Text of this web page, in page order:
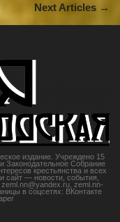
Next Articles →
издание. Учреждено 15
Законодательное Собрание
крестьянства и всех
сайт — новости, события,
zeml.nn-
в соцсетях: ВКонтакте